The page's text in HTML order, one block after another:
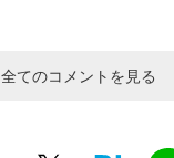
全てのコメントを見る